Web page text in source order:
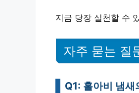
지금 당장 실천할 수
자주 묻는 질
Q1: 홀아비 냄